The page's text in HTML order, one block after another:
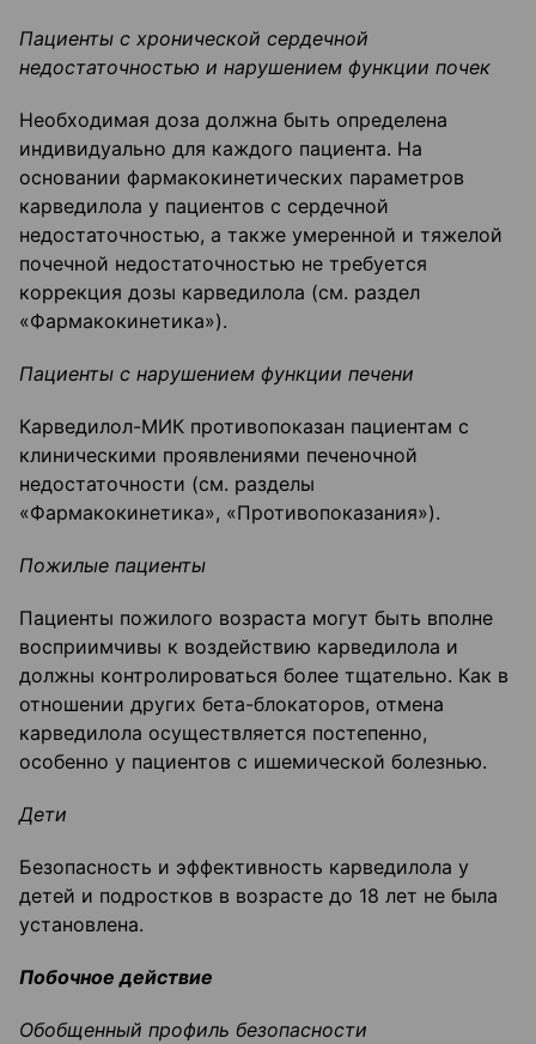
Пациенты с хронической сердечной
недостаточностью и нарушением функции почек
Необходимая доза должна быть определена
индивидуально для каждого пациента. На
основании фармакокинетических параметров
карведилола у пациентов с сердечной
недостаточностью, а также умеренной и тяжелой
почечной недостаточностью не требуется
коррекция дозы карведилола (см. раздел
«Фармакокинетика»).
Пациенты с нарушением функции печени
Карведилол-МИК противопоказан пациентам с
клиническими проявлениями печеночной
недостаточности (см. разделы
«Фармакокинетика», «Противопоказания»).
Пожилые пациенты
Пациенты пожилого возраста могут быть вполне
восприимчивы к воздействию карведилола и
должны контролироваться более тщательно. Как в
отношении других бета-блокаторов, отмена
карведилола осуществляется постепенно,
особенно у пациентов с ишемической болезнью.
Дети
Безопасность и эффективность карведилола у
детей и подростков в возрасте до 18 лет не была
установлена.
Побочное действие
Обобщенный профиль безопасности